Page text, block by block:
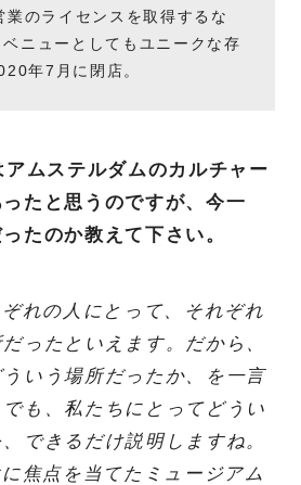
業のライセンスを取得するな
ニューとしてもユニークな存
年7月に閉店。
ムステルダムのカルチャー
たと思うのですが、今一
たのか教えて下さい。
れの人にとって、それぞれ
ったといえます。だから、
いう場所だったか、を一言
も、私たちにとってどうい
できるだけ説明しますね。
焦点を当てたミュージアム